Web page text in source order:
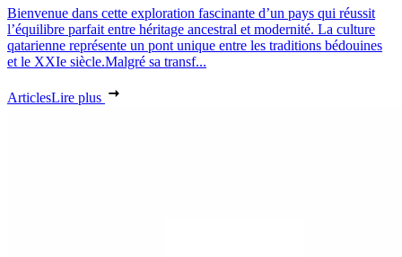
Bienvenue dans cette exploration fascinante d’un pays qui réussit
l’équilibre parfait entre héritage ancestral et modernité. La culture
qatarienne représente un pont unique entre les traditions bédouines
et le XXIe siècle.Malgré sa transf...
ArticlesLire plus